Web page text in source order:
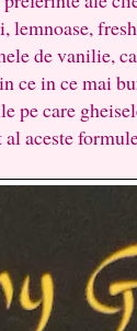
lemnoase,
de vanilie,
ce in ce mai
pe care
aceste